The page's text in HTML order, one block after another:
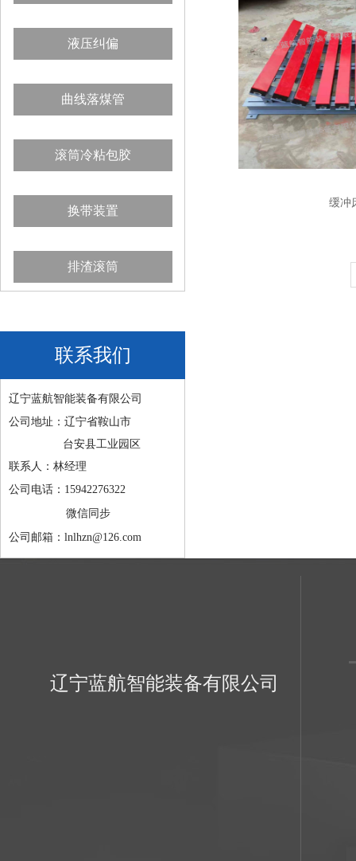
液压纠偏
曲线落煤管
滚筒冷粘包胶
换带装置
排渣滚筒
联系我们
辽宁蓝航智能装备有限公司
公司地址：辽宁省鞍山市
台安县工业园区
联系人：林经理
公司电话：15942276322
微信同步
公司邮箱：lnlhzn@126.com
缓冲
辽宁蓝航智能装备有限公司